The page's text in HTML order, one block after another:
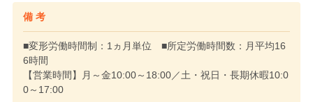
備 考
■変形労働時間制：1ヵ月単位 ■所定労働時間数：月平均16
6時間
【営業時間】月～金10:00～18:00／土・祝日・長期休暇10:0
0～17:00